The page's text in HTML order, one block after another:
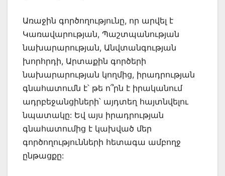
Առաջին գործողությունը, որ արվել է
Կառավարության, Պաշտպանության
նախարարության, Անվտանգության
խորհրդի, Արտաքին գործերի
նախարարության կողմից, իրադրության
գնահատումն է՝ թե ո՞րն է իրականում
ադրբեջանցիների՝ այդտեղ հայտնվելու
նպատակը: Եվ այս իրադրության
գնահատումից է կախված մեր
գործողությունների հետագա ամբողջ
ընթացքը: